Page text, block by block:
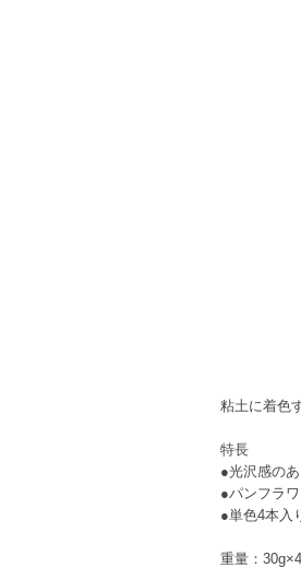
粘土に着色
特長
●光沢感の
●パンフラ
●単色4本入
重量：